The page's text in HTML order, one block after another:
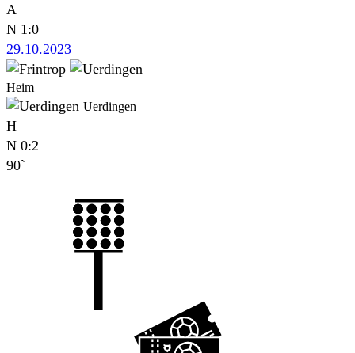
A
N 1:0
29.10.2023
Heim
Uerdingen
H
N 0:2
90`